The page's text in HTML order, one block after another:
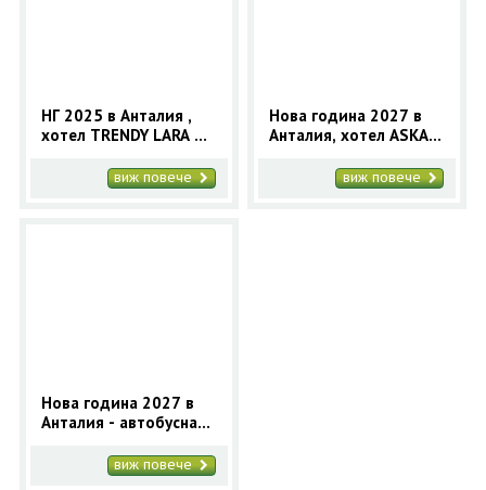
0700 144 34 Запитване
НГ 2025 в Анталия ,
хотел TRENDY LARA 5*
виж повече
Нова година 2027 в
Анталия, хотел ASKA
виж повече
Нова година 2027 в
Анталия - автобусна
виж повече